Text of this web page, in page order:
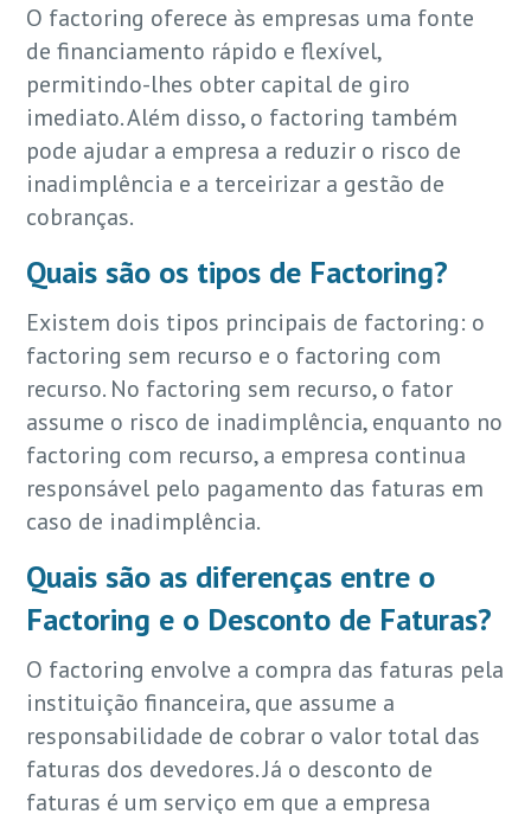
O factoring oferece às empresas uma fonte
de financiamento rápido e flexível,
permitindo-lhes obter capital de giro
imediato. Além disso, o factoring também
pode ajudar a empresa a reduzir o risco de
inadimplência e a terceirizar a gestão de
cobranças.
Quais são os tipos de Factoring?
Existem dois tipos principais de factoring: o
factoring sem recurso e o factoring com
recurso. No factoring sem recurso, o fator
assume o risco de inadimplência, enquanto no
factoring com recurso, a empresa continua
responsável pelo pagamento das faturas em
caso de inadimplência.
Quais são as diferenças entre o
Factoring e o Desconto de Faturas?
O factoring envolve a compra das faturas pela
instituição financeira, que assume a
responsabilidade de cobrar o valor total das
faturas dos devedores. Já o desconto de
faturas é um serviço em que a empresa